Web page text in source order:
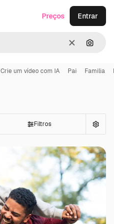
Limpar
Preços Entrar
Crie um vídeo com IA Pai Familia
Filtros